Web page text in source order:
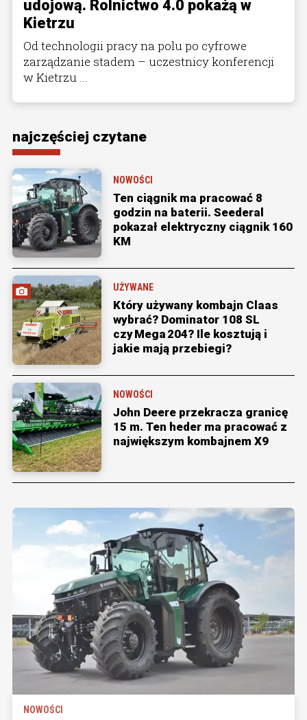
udojową. Rolnictwo 4.0 pokażą w
Kietrzu
Od technologii pracy na polu po cyfrowe
zarządzanie stadem – uczestnicy konferencji
w Kietrzu ...
najczęściej czytane
NOWOŚCI
Ten ciągnik ma pracować 8
godzin na baterii. Seederal
pokazał elektryczny ciągnik 160
KM
UŻYWANE
Który używany kombajn Claas
wybrać? Dominator 108 SL
czy Mega 204? Ile kosztują i
jakie mają przebiegi?
NOWOŚCI
John Deere przekracza granicę
15 m. Ten heder ma pracować z
największym kombajnem X9
NOWOŚCI